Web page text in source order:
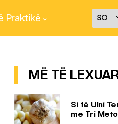
Praktikë
MË TË
Si të Ulni
me Tri